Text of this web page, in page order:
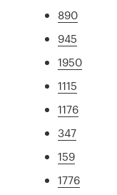
890
945
1950
1115
1176
347
159
1776